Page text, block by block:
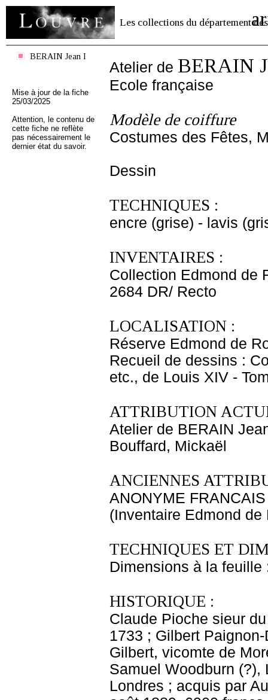
Les collections du département des
BERAIN Jean I
Mise à jour de la fiche
25/03/2025
Attention, le contenu de
cette fiche ne reflète
pas nécessairement le
dernier état du savoir.
Atelier de BERAIN
Ecole française
Modèle de coiffure
Costumes des Fêtes,
Dessin
TECHNIQUES :
encre (grise) - lavis
INVENTAIRES :
Collection Edmond de
2684 DR/ Recto
LOCALISATION :
Réserve Edmond de
Recueil de dessins :
etc., de Louis XIV -
ATTRIBUTION
Atelier de BERAIN
Bouffard, Mickaël
ANCIENNES
ANONYME FRANCAIS
(Inventaire Edmond
TECHNIQUES ET
Dimensions à la
HISTORIQUE :
Claude Pioche sieur
1733 ; Gilbert
Gilbert, vicomte de
Samuel Woodburn
Londres ; acquis par